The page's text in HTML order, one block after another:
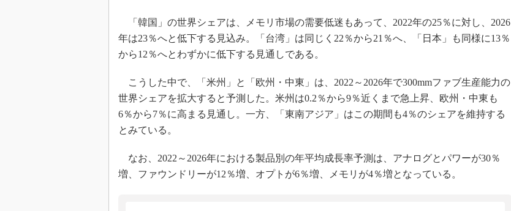
「韓国」の世界シェアは、メモリ市場の需要低迷もあって、2022年の25％に対し、2026
年は23％へと低下する見込み。「台湾」は同じく22％から21％へ、「日本」も同様に13％
から12％へとわずかに低下する見通しである。
こうした中で、「米州」と「欧州・中東」は、2022～2026年で300mmファブ生産能力の
世界シェアを拡大すると予測した。米州は0.2％から9％近くまで急上昇、欧州・中東も
6％から7％に高まる見通し。一方、「東南アジア」はこの期間も4％のシェアを維持する
とみている。
なお、2022～2026年における製品別の年平均成長率予測は、アナログとパワーが30％
増、ファウンドリーが12％増、オプトが6％増、メモリが4％増となっている。